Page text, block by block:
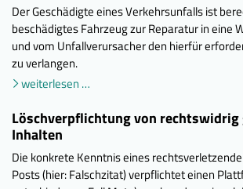
Der Geschädigte eines Verkehrsunfalls ist
beschädigtes Fahrzeug zur Reparatur in eine
und vom Unfallverursacher den hierfür
zu verlangen.
weiterlesen …
Löschverpflichtung von rechtswidrig
Inhalten
Die konkrete Kenntnis eines
Posts (hier: Falschzitat) verpflichtet einen